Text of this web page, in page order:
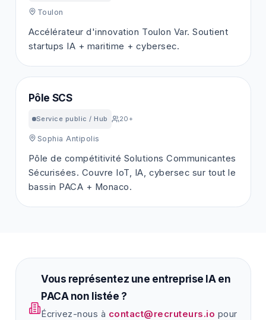
Toulon
Accélérateur d'innovation Toulon Var. Soutient
startups IA + maritime + cybersec.
Pôle SCS
Service public / Hub 20+
Sophia Antipolis
Pôle de compétitivité Solutions Communicantes
Sécurisées. Couvre IoT, IA, cybersec sur tout le
bassin PACA + Monaco.
Vous représentez une entreprise IA en
PACA non listée ?
Écrivez-nous à contact@recruteurs.io pour